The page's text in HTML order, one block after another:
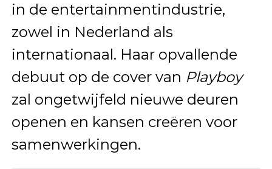
in de entertainmentindustrie,
zowel in Nederland als
internationaal. Haar opvallende
debuut op de cover van Playboy
zal ongetwijfeld nieuwe deuren
openen en kansen creëren voor
samenwerkingen.